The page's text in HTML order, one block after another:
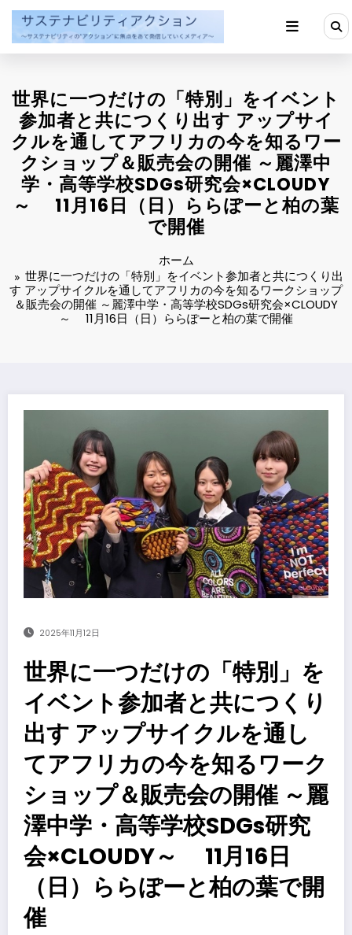
ン
世界に一つだけの「特別」をイベント
参加者と共につくり出す アップサイ
クルを通してアフリカの今を知るワー
クショップ＆販売会の開催 ～麗澤中
学・高等学校SDGs研究会×CLOUDY
～ 11月16日（日）ららぽーと柏の葉
で開催
ホーム
世界に一つだけの「特別」をイベント参加者と共につくり出
す アップサイクルを通してアフリカの今を知るワークショップ
＆販売会の開催 ～麗澤中学・高等学校SDGs研究会×CLOUDY
～ 11月16日（日）ららぽーと柏の葉で開催
2025年11月12日
世界に一つだけの「特別」を
イベント参加者と共につくり
出す アップサイクルを通し
てアフリカの今を知るワーク
ショップ＆販売会の開催 ～麗
澤中学・高等学校SDGs研究
会×CLOUDY～ 11月16日
（日）ららぽーと柏の葉で開
催